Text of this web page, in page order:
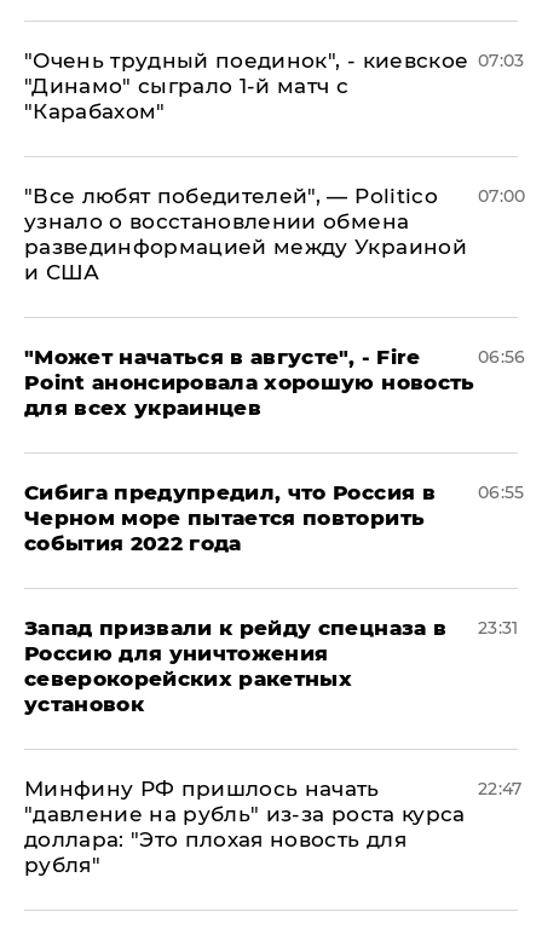
"Очень трудный поединок", - киевское
"Динамо" сыграло 1-й матч с
"Карабахом"
07:03
​"Все любят победителей", — Politico
узнало о восстановлении обмена
развединформацией между Украиной
и США
07:00
"Может начаться в августе", - Fire
Point анонсировала хорошую новость
для всех украинцев
06:56
Сибига предупредил, что Россия в
Черном море пытается повторить
события 2022 года
06:55
Запад призвали к рейду спецназа в
Россию для уничтожения
северокорейских ракетных
установок
23:31
Минфину РФ пришлось начать
"давление на рубль" из-за роста курса
доллара: "Это плохая новость для
рубля"
22:47